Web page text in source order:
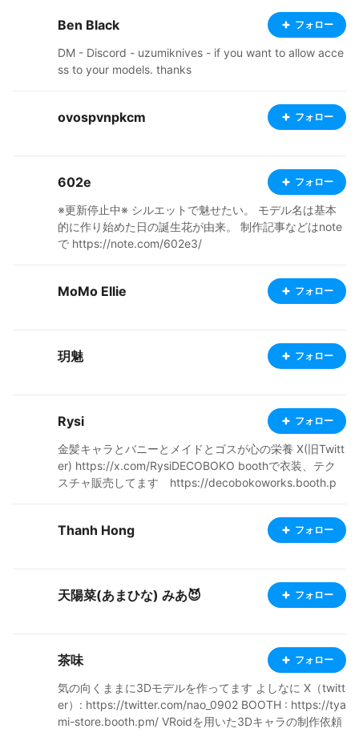
Ben Black フォロー
DM - Discord - uzumiknives - if you want to allow acce
ss to your models. thanks
ovospvnpkcm フォロー
602e フォロー
※更新停止中※ シルエットで魅せたい。 モデル名は基本
的に作り始めた日の誕生花が由来。 制作記事などはnote
で https://note.com/602e3/
MoMo Ellie フォロー
玥魅 フォロー
Rysi フォロー
金髪キャラとバニーとメイドとゴスが心の栄養 X(旧Twitt
er) https://x.com/RysiDECOBOKO boothで衣装、テク
スチャ販売してます https://decobokoworks.booth.p
Thanh Hong フォロー
天陽菜(あまひな) みあ😈 フォロー
茶味 フォロー
気の向くままに3Dモデルを作ってます よしなに X（twitt
er）: https://twitter.com/nao_0902 BOOTH : https://tya
mi-store.booth.pm/ VRoidを用いた3Dキャラの制作依頼